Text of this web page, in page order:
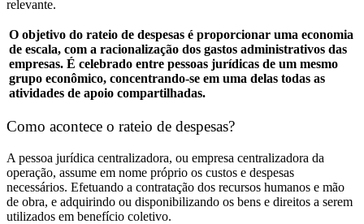
relevante.
O objetivo do rateio de despesas é proporcionar uma economia
de escala, com a racionalização dos gastos administrativos das
empresas. É celebrado entre pessoas jurídicas de um mesmo
grupo econômico, concentrando-se em uma delas todas as
atividades de apoio compartilhadas.
Como acontece o rateio de despesas?
A pessoa jurídica centralizadora, ou empresa centralizadora da
operação, assume em nome próprio os custos e despesas
necessários. Efetuando a contratação dos recursos humanos e mão
de obra, e adquirindo ou disponibilizando os bens e direitos a serem
utilizados em benefício coletivo.